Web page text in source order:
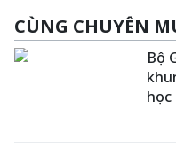
CÙNG CHUYÊN
Bộ
học